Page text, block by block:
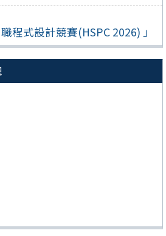
程式設計競賽(HSPC 2026) 」